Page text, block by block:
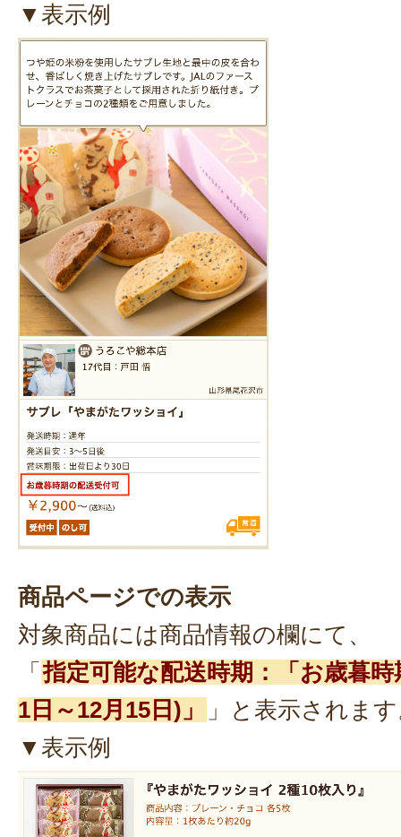
▼表示例
商品ページでの表示
対象商品には商品情報の欄にて、
「 指定可能な配送時期：「お歳暮
1日～12月15日)」
」と表示されま
▼表示例